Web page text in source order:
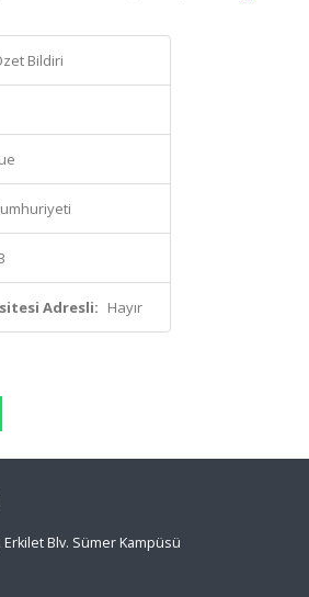
Bildiri
Adresli: Hayır
Blv. Sümer Kampüsü